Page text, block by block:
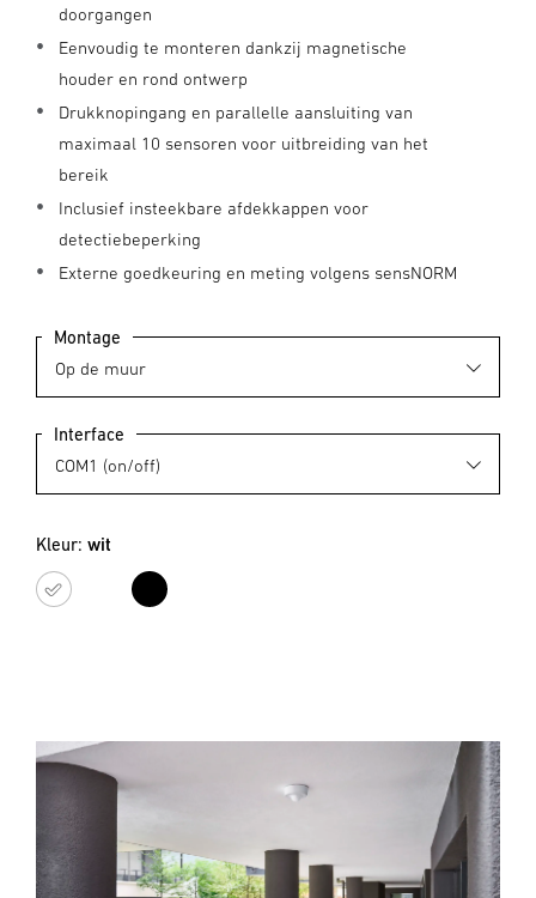
doorgangen
Eenvoudig te monteren dankzij magnetische
houder en rond ontwerp
Drukknopingang en parallelle aansluiting van
maximaal 10 sensoren voor uitbreiding van het
bereik
Inclusief insteekbare afdekkappen voor
detectiebeperking
Externe goedkeuring en meting volgens sensNORM
Montage
Interface
Kleur: wit
wit zwart